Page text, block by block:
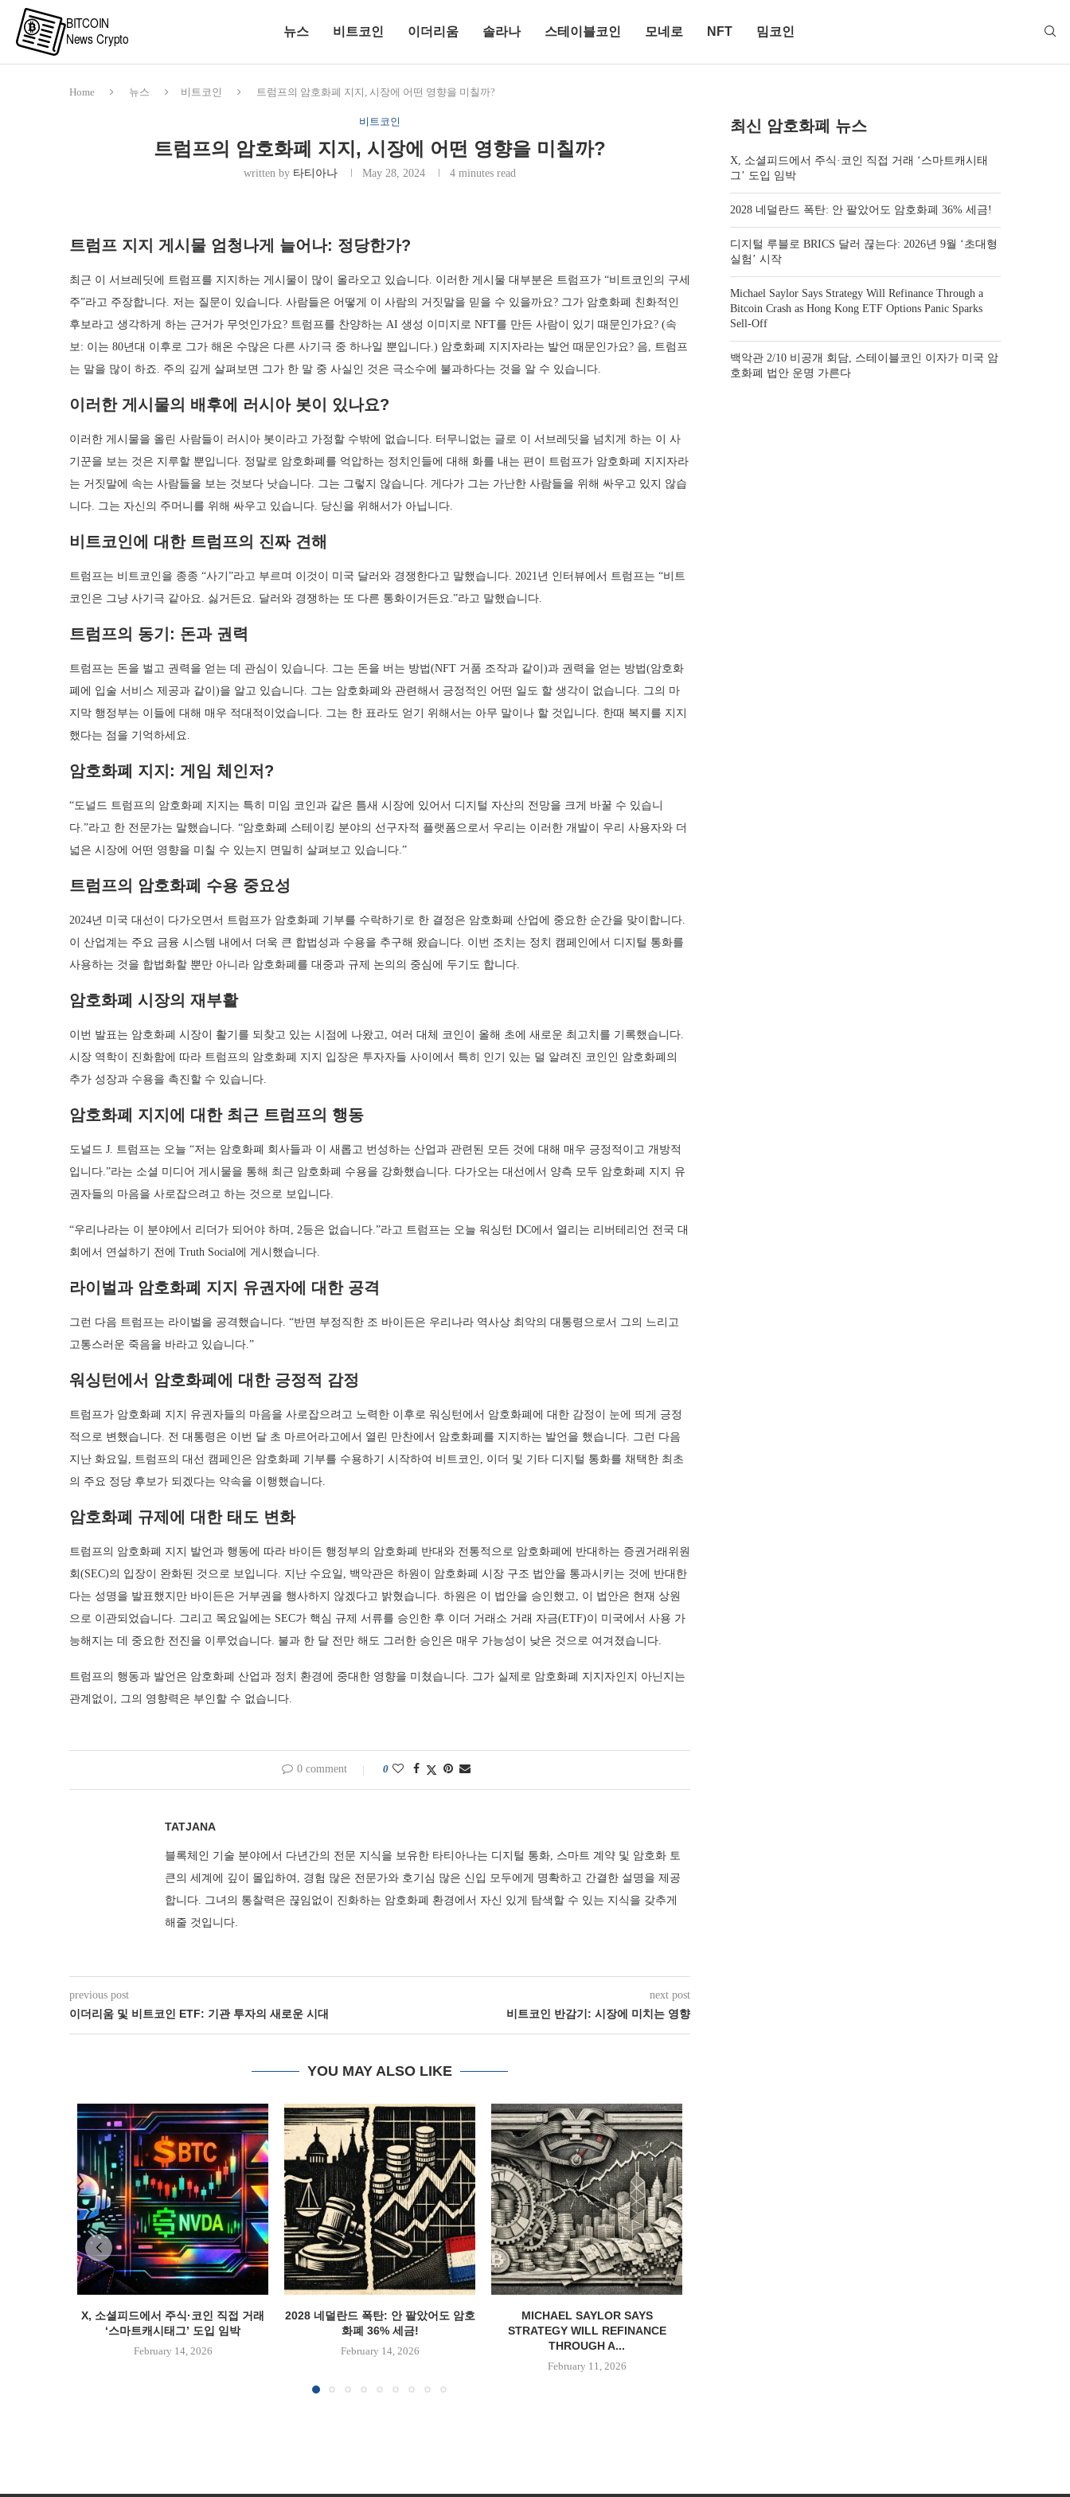
뉴스 비트코인 이더리움 솔라나 스테이블코인 모네로 NFT 밈코인
Home 뉴스 비트코인 트럼프의 암호화폐 지지, 시장에 어떤 영향을 미칠까?
비트코인
트럼프의 암호화폐 지지, 시장에 어떤 영향을 미칠까?
written by 타티아나 May 28, 2024 4 minutes read
트럼프 지지 게시물 엄청나게 늘어나: 정당한가?
최근 이 서브레딧에 트럼프를 지지하는 게시물이 많이 올라오고 있습니다. 이러한 게시물 대부분은 트럼프가 “비트코인의 구세
주”라고 주장합니다. 저는 질문이 있습니다. 사람들은 어떻게 이 사람의 거짓말을 믿을 수 있을까요? 그가 암호화폐 친화적인
후보라고 생각하게 하는 근거가 무엇인가요? 트럼프를 찬양하는 AI 생성 이미지로 NFT를 만든 사람이 있기 때문인가요? (속
보: 이는 80년대 이후로 그가 해온 수많은 다른 사기극 중 하나일 뿐입니다.) 암호화폐 지지자라는 발언 때문인가요? 음, 트럼프
는 말을 많이 하죠. 주의 깊게 살펴보면 그가 한 말 중 사실인 것은 극소수에 불과하다는 것을 알 수 있습니다.
이러한 게시물의 배후에 러시아 봇이 있나요?
이러한 게시물을 올린 사람들이 러시아 봇이라고 가정할 수밖에 없습니다. 터무니없는 글로 이 서브레딧을 넘치게 하는 이 사
기꾼을 보는 것은 지루할 뿐입니다. 정말로 암호화폐를 억압하는 정치인들에 대해 화를 내는 편이 트럼프가 암호화폐 지지자라
는 거짓말에 속는 사람들을 보는 것보다 낫습니다. 그는 그렇지 않습니다. 게다가 그는 가난한 사람들을 위해 싸우고 있지 않습
니다. 그는 자신의 주머니를 위해 싸우고 있습니다. 당신을 위해서가 아닙니다.
비트코인에 대한 트럼프의 진짜 견해
트럼프는 비트코인을 종종 “사기”라고 부르며 이것이 미국 달러와 경쟁한다고 말했습니다. 2021년 인터뷰에서 트럼프는 “비트
코인은 그냥 사기극 같아요. 싫거든요. 달러와 경쟁하는 또 다른 통화이거든요.”라고 말했습니다.
트럼프의 동기: 돈과 권력
트럼프는 돈을 벌고 권력을 얻는 데 관심이 있습니다. 그는 돈을 버는 방법(NFT 거품 조작과 같이)과 권력을 얻는 방법(암호화
폐에 입술 서비스 제공과 같이)을 알고 있습니다. 그는 암호화폐와 관련해서 긍정적인 어떤 일도 할 생각이 없습니다. 그의 마
지막 행정부는 이들에 대해 매우 적대적이었습니다. 그는 한 표라도 얻기 위해서는 아무 말이나 할 것입니다. 한때 복지를 지지
했다는 점을 기억하세요.
암호화폐 지지: 게임 체인저?
“도널드 트럼프의 암호화폐 지지는 특히 미임 코인과 같은 틈새 시장에 있어서 디지털 자산의 전망을 크게 바꿀 수 있습니
다.”라고 한 전문가는 말했습니다. “암호화폐 스테이킹 분야의 선구자적 플랫폼으로서 우리는 이러한 개발이 우리 사용자와 더
넓은 시장에 어떤 영향을 미칠 수 있는지 면밀히 살펴보고 있습니다.”
트럼프의 암호화폐 수용 중요성
2024년 미국 대선이 다가오면서 트럼프가 암호화폐 기부를 수락하기로 한 결정은 암호화폐 산업에 중요한 순간을 맞이합니다.
이 산업계는 주요 금융 시스템 내에서 더욱 큰 합법성과 수용을 추구해 왔습니다. 이번 조치는 정치 캠페인에서 디지털 통화를
사용하는 것을 합법화할 뿐만 아니라 암호화폐를 대중과 규제 논의의 중심에 두기도 합니다.
암호화폐 시장의 재부활
이번 발표는 암호화폐 시장이 활기를 되찾고 있는 시점에 나왔고, 여러 대체 코인이 올해 초에 새로운 최고치를 기록했습니다.
시장 역학이 진화함에 따라 트럼프의 암호화폐 지지 입장은 투자자들 사이에서 특히 인기 있는 덜 알려진 코인인 암호화폐의
추가 성장과 수용을 촉진할 수 있습니다.
암호화폐 지지에 대한 최근 트럼프의 행동
도널드 J. 트럼프는 오늘 “저는 암호화폐 회사들과 이 새롭고 번성하는 산업과 관련된 모든 것에 대해 매우 긍정적이고 개방적
입니다.”라는 소셜 미디어 게시물을 통해 최근 암호화폐 수용을 강화했습니다. 다가오는 대선에서 양측 모두 암호화폐 지지 유
권자들의 마음을 사로잡으려고 하는 것으로 보입니다.
“우리나라는 이 분야에서 리더가 되어야 하며, 2등은 없습니다.”라고 트럼프는 오늘 워싱턴 DC에서 열리는 리버테리언 전국 대
회에서 연설하기 전에 Truth Social에 게시했습니다.
라이벌과 암호화폐 지지 유권자에 대한 공격
그런 다음 트럼프는 라이벌을 공격했습니다. “반면 부정직한 조 바이든은 우리나라 역사상 최악의 대통령으로서 그의 느리고
고통스러운 죽음을 바라고 있습니다.”
워싱턴에서 암호화폐에 대한 긍정적 감정
트럼프가 암호화폐 지지 유권자들의 마음을 사로잡으려고 노력한 이후로 워싱턴에서 암호화폐에 대한 감정이 눈에 띄게 긍정
적으로 변했습니다. 전 대통령은 이번 달 초 마르어라고에서 열린 만찬에서 암호화폐를 지지하는 발언을 했습니다. 그런 다음
지난 화요일, 트럼프의 대선 캠페인은 암호화폐 기부를 수용하기 시작하여 비트코인, 이더 및 기타 디지털 통화를 채택한 최초
의 주요 정당 후보가 되겠다는 약속을 이행했습니다.
암호화폐 규제에 대한 태도 변화
트럼프의 암호화폐 지지 발언과 행동에 따라 바이든 행정부의 암호화폐 반대와 전통적으로 암호화폐에 반대하는 증권거래위원
회(SEC)의 입장이 완화된 것으로 보입니다. 지난 수요일, 백악관은 하원이 암호화폐 시장 구조 법안을 통과시키는 것에 반대한
다는 성명을 발표했지만 바이든은 거부권을 행사하지 않겠다고 밝혔습니다. 하원은 이 법안을 승인했고, 이 법안은 현재 상원
으로 이관되었습니다. 그리고 목요일에는 SEC가 핵심 규제 서류를 승인한 후 이더 거래소 거래 자금(ETF)이 미국에서 사용 가
능해지는 데 중요한 전진을 이루었습니다. 불과 한 달 전만 해도 그러한 승인은 매우 가능성이 낮은 것으로 여겨졌습니다.
트럼프의 행동과 발언은 암호화폐 산업과 정치 환경에 중대한 영향을 미쳤습니다. 그가 실제로 암호화폐 지지자인지 아닌지는
관계없이, 그의 영향력은 부인할 수 없습니다.
0 comment 0
TATJANA
블록체인 기술 분야에서 다년간의 전문 지식을 보유한 타티아나는 디지털 통화, 스마트 계약 및 암호화 토
큰의 세계에 깊이 몰입하여, 경험 많은 전문가와 호기심 많은 신입 모두에게 명확하고 간결한 설명을 제공
합니다. 그녀의 통찰력은 끊임없이 진화하는 암호화폐 환경에서 자신 있게 탐색할 수 있는 지식을 갖추게
해줄 것입니다.
previous post
이더리움 및 비트코인 ETF: 기관 투자의 새로운 시대
next post
비트코인 반감기: 시장에 미치는 영향
YOU MAY ALSO LIKE
X, 소셜피드에서 주식·코인 직접 거래
‘스마트캐시태그’ 도입 임박
February 14, 2026
2028 네덜란드 폭탄: 안 팔았어도 암호
화폐 36% 세금!
February 14, 2026
MICHAEL SAYLOR SAYS
STRATEGY WILL REFINANCE
THROUGH A...
February 11, 2026
최신 암호화폐 뉴스
X, 소셜피드에서 주식·코인 직접 거래 ‘스마트캐시태
그’ 도입 임박
2028 네덜란드 폭탄: 안 팔았어도 암호화폐 36% 세금!
디지털 루블로 BRICS 달러 끊는다: 2026년 9월 ‘초대형
실험’ 시작
Michael Saylor Says Strategy Will Refinance Through a
Bitcoin Crash as Hong Kong ETF Options Panic Sparks
Sell-Off
백악관 2/10 비공개 회담, 스테이블코인 이자가 미국 암
호화폐 법안 운명 가른다